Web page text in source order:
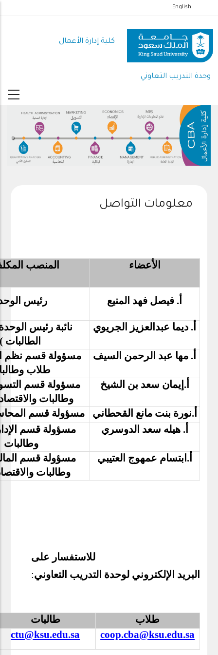
إلى
المحتوى
الرئيسي
English
كلية إدارة الأعمال
وحدة التدريب التعاوني
معلومات التواصل
الأعضاء المنصب
أ. فيصل فهد المنيع رئيس
أ. ديما عبدالعزيز الجريوي
نائبة رئيس
الطالبات
أ. مها عبد الرحمن السيف
مسؤولة قسم نظم
طلاب
أ.إيمان سعد بن الشيخ
مسؤولة قسم
وطالبات
أ.نورة بنت مانع القحطاني
مسؤولة قسم
أ. هيله سعد الدوسري
مسؤولة قسم
وطالبات
أ.ابتسام عمهوج العتيبي
مسؤولة قسم
وطالبات
للاستفسار على
البريد الإلكتروني لوحدة التدريب التعاوني:
طلاب
طالبات
coop.cba@ksu.edu.sa
ctu@ksu.edu.sa